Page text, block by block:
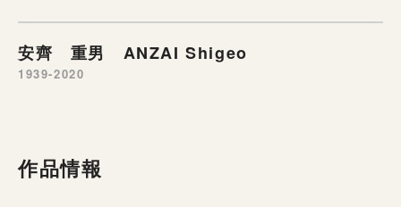
安齊 重男 ANZAI Shigeo
1939-2020
作品情報